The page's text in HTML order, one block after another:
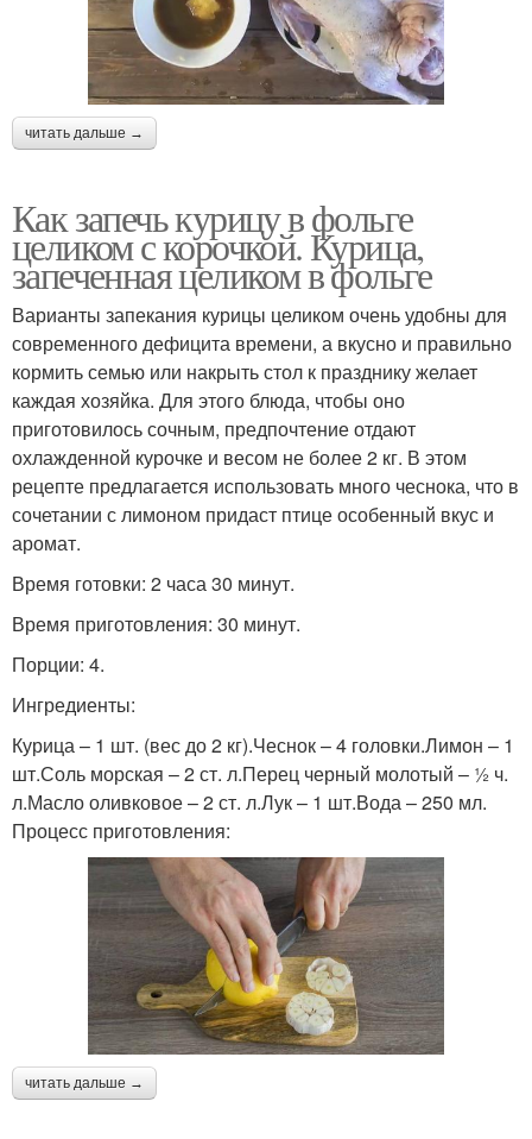
читать дальше →
Как запечь курицу в фольге
целиком с корочкой. Курица,
запеченная целиком в фольге
Варианты запекания курицы целиком очень удобны для
современного дефицита времени, а вкусно и правильно
кормить семью или накрыть стол к празднику желает
каждая хозяйка. Для этого блюда, чтобы оно
приготовилось сочным, предпочтение отдают
охлажденной курочке и весом не более 2 кг. В этом
рецепте предлагается использовать много чеснока, что в
сочетании с лимоном придаст птице особенный вкус и
аромат.
Время готовки: 2 часа 30 минут.
Время приготовления: 30 минут.
Порции: 4.
Ингредиенты:
Курица – 1 шт. (вес до 2 кг).Чеснок – 4 головки.Лимон – 1
шт.Соль морская – 2 ст. л.Перец черный молотый – ½ ч.
л.Масло оливковое – 2 ст. л.Лук – 1 шт.Вода – 250 мл.
Процесс приготовления:
читать дальше →